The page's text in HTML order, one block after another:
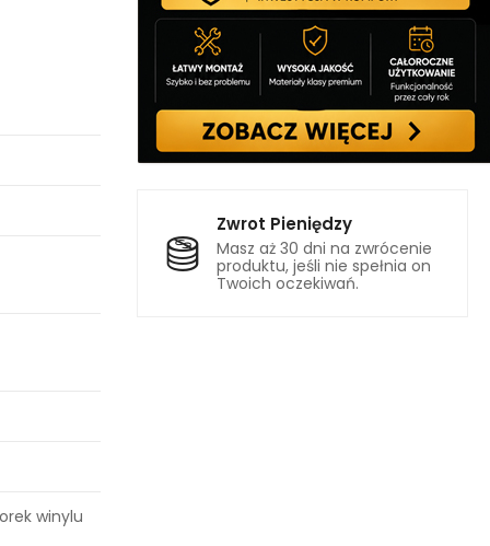
Zwrot Pieniędzy
Masz aż 30 dni na zwrócenie
produktu, jeśli nie spełnia on
Twoich oczekiwań.
winylu